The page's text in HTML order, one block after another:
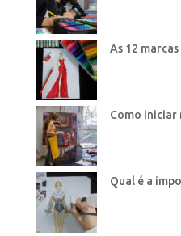
As 12
Como iniciar
Qual é a